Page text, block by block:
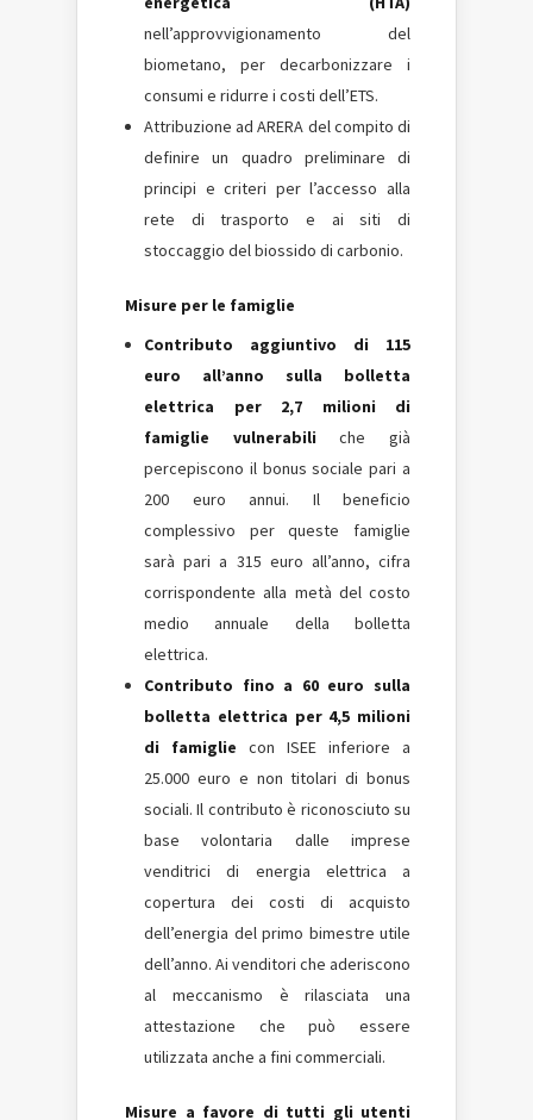
nell’approvvigionamento del
biometano, per decarbonizzare i
consumi e ridurre i costi dell’ETS.
Attribuzione ad ARERA del compito di
definire un quadro preliminare di
principi e criteri per l’accesso alla
rete di trasporto e ai siti di
stoccaggio del biossido di carbonio.
Misure per le famiglie
Contributo aggiuntivo di 115
euro all’anno sulla bolletta
elettrica per 2,7 milioni di
famiglie vulnerabiliche già
percepiscono il bonus sociale pari a
200 euro annui. Il beneficio
complessivo per queste famiglie
sarà pari a 315 euro all’anno, cifra
corrispondente alla metà del costo
medio annuale della bolletta
elettrica.
Contributo fino a 60 euro sulla
bolletta elettrica per 4,5 milioni
di famiglie con ISEE inferiore a
25.000 euro e non titolari di bonus
sociali. Il contributo è riconosciuto su
base volontaria dalle imprese
venditrici di energia elettrica a
copertura dei costi di acquisto
dell’energia del primo bimestre utile
dell’anno. Ai venditori che aderiscono
al meccanismo è rilasciata una
attestazione che può essere
utilizzata anche a fini commerciali.
Misure a favore di tutti gli utenti